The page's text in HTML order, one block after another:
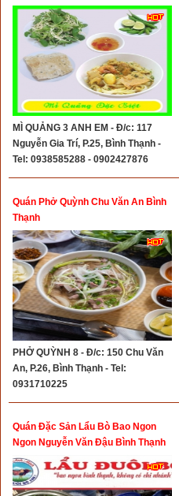
MÌ QUẢNG 3 ANH EM - Đ/c: 117
Nguyễn Gia Trí, P.25, Bình Thạnh -
Tel: 0938585288 - 0902427876
Quán Phở Quỳnh Chu Văn An Bình
Thạnh
PHỞ QUỲNH 8 - Đ/c: 150 Chu Văn
An, P.26, Bình Thạnh - Tel:
0931710225
Quán Đặc Sản Lẩu Bò Bao Ngon
Ngon Nguyễn Văn Đậu Bình Thạnh